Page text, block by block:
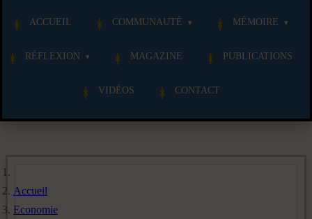
ACCUEIL COMMUNAUTÉ MÉMOIRE
RÉFLEXION MAGAZINE PUBLICATIONS
VIDÉOS CONTACT
Accueil
Economie